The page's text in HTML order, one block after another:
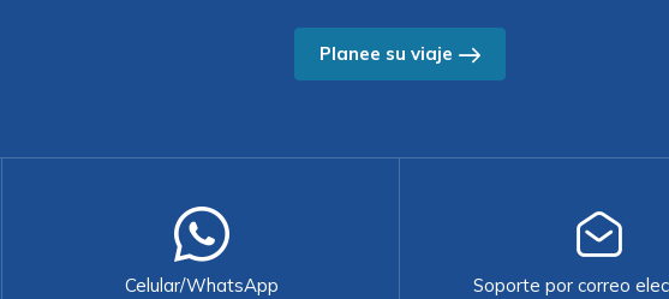
Planee su viaje
Celular/WhatsApp Soporte por correo